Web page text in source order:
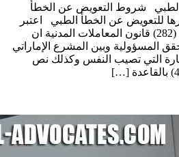
شروط التعويض عن الخطأ
للتعويض عن الخطأ الطبي اعتبر
المشرع الإماراتي في المادة (282) قانون المعاملات المدنية ان
المسؤولية وبين المشرع الإماراتي
الضارة التي تصيب النفس وكذلك نص